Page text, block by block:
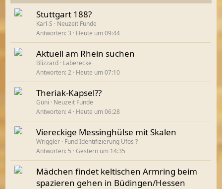
Stuttgart 188?
Karl-S
Neuzeit Funde
Antworten 3 Heute um 09:44
Aktuell am Rhein suchen
Blizzard Laberecke
Antworten 2 Heute um 07:10
Theriak-Kapsel??
Güni
Neuzeit Funde
Antworten 4 Heute um 06:28
Viereckige Messinghülse mit Skalen
Wriggler Fund Identifizierung Ufos ?
Antworten 5 Gestern um 14:35
Mädchen findet keltischen Armring beim
spazieren gehen in Büdingen/Hessen